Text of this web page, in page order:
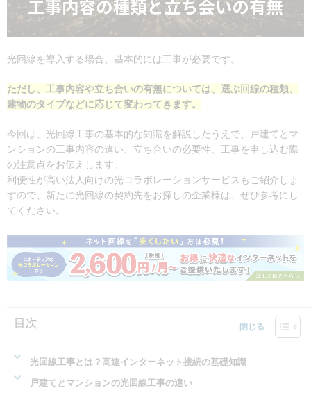
光回線を導入する場合、基本的には工事が必要です。
ただし、工事内容や立ち合いの有無については、選ぶ回線の種類、
建物のタイプなどに応じて変わってきます。
今回は、光回線工事の基本的な知識を解説したうえで、戸建てとマ
ンションの工事内容の違い、立ち合いの必要性、工事を申し込む際
の注意点をお伝えします。
利便性が高い法人向けの光コラボレーションサービスもご紹介しま
すので、新たに光回線の契約先をお探しの企業様は、ぜひ参考にし
てください。
目次
光回線工事とは？高速インターネット接続の基礎知識
戸建てとマンションの光回線工事の違い